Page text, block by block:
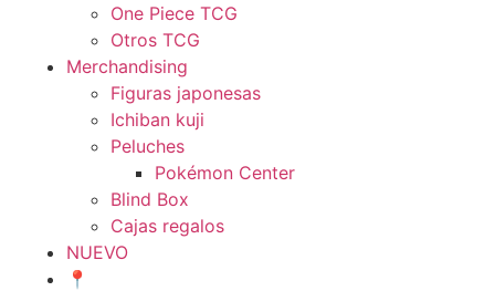
One Piece TCG
Otros TCG
Merchandising
Figuras japonesas
Ichiban kuji
Peluches
Pokémon Center
Blind Box
Cajas regalos
NUEVO
📍